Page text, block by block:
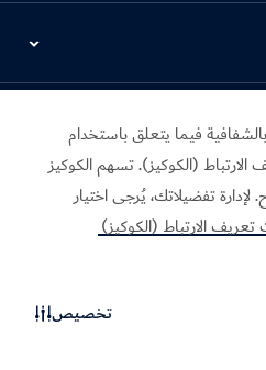
فيما يتعلق باستخدام
الارتباط (الكوكيز). تسهم الكوكيز
تفضيلاتك، يُرجى اختيار
الارتباط (الكوكيز)
تخصيص